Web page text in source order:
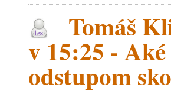
Tomáš
v 15:25 -
odstupom